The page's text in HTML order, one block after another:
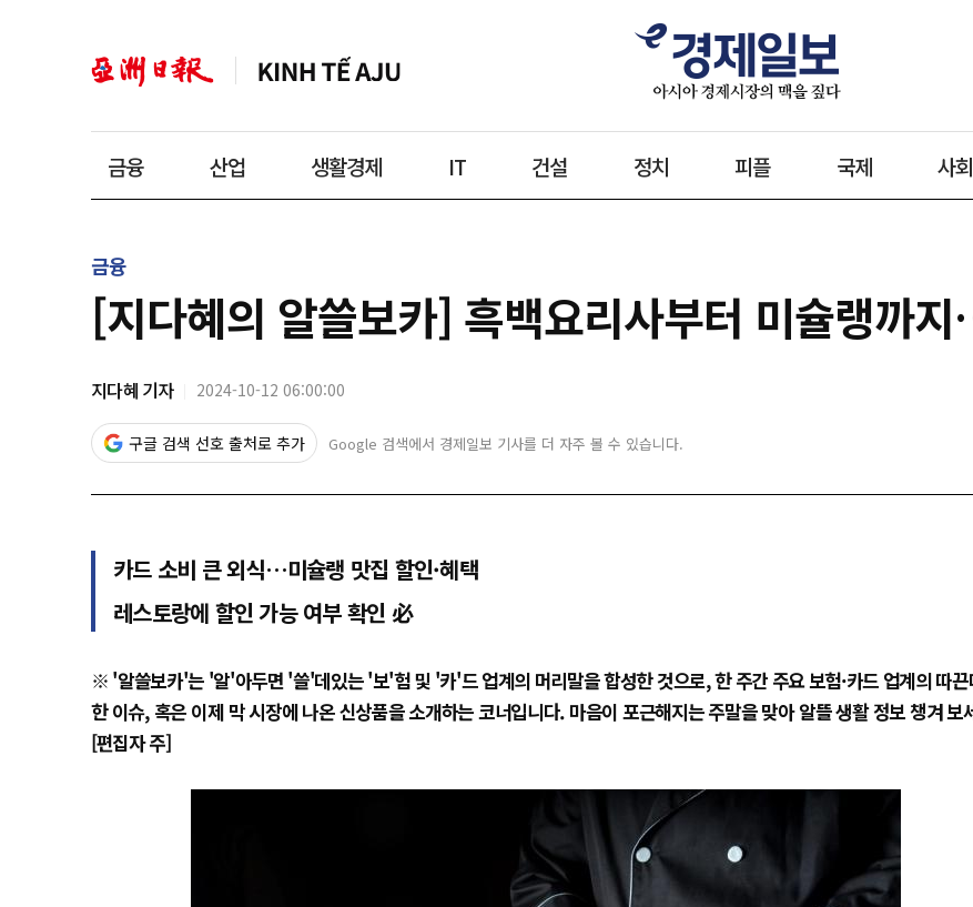
금융 산업 생활경제 IT 건설 정치 피플 국제 사회
금융
[지다혜의 알쓸보카] 흑백요리사부터 미슐랭까
지다혜 기자 2024-10-12 06:00:00
구글 검색 선호 출처로 추가 Google 검색에서 경제일보 기사를 더 자주 볼 수 있습니다.
카드 소비 큰 외식…미슐랭 맛집 할인·혜택
레스토랑에 할인 가능 여부 확인 必
※ '알쓸보카'는 '알'아두면 '쓸'데있는 '보'험 및 '카'드 업계의 머리말을 합성한 것으로, 한 주간 주요 보험·카드 업계의 따끈
한 이슈, 혹은 이제 막 시장에 나온 신상품을 소개하는 코너입니다. 마음이 포근해지는 주말을 맞아 알뜰 생활 정보 챙겨 보
[편집자 주]